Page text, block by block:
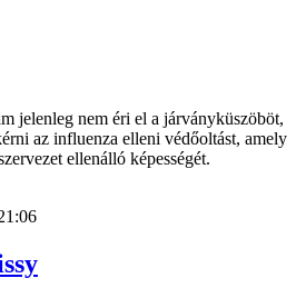
jelenleg nem éri el a járványküszöböt,
az influenza elleni védőoltást, amely
ellenálló képességét.